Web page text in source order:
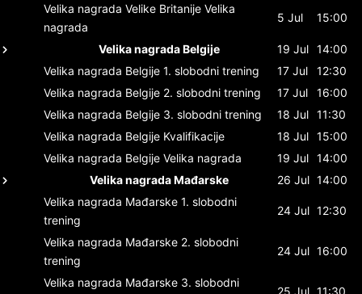
Velika nagrada Velike Britanije Velika
nagrada
5 Jul 15:00
Velika nagrada Belgije 19 Jul 14:00
Velika nagrada Belgije 1. slobodni trening 17 Jul
12:30
Velika nagrada Belgije 2. slobodni trening 17 Jul
16:00
Velika nagrada Belgije 3. slobodni trening 18 Jul 11:30
Velika nagrada Belgije Kvalifikacije 18 Jul 15:00
Velika nagrada Belgije Velika nagrada 19 Jul 14:00
Velika nagrada Mađarske
26 Jul 14:00
Velika nagrada Mađarske 1. slobodni
trening
24 Jul 12:30
Velika nagrada Mađarske 2. slobodni
trening
24 Jul 16:00
Velika nagrada Mađarske 3. slobodni
25 Jul 11:30